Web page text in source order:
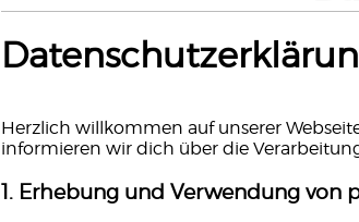
Herzlich willkommen auf unserer
informieren wir dich über die
1. Erhebung und Verwendung von